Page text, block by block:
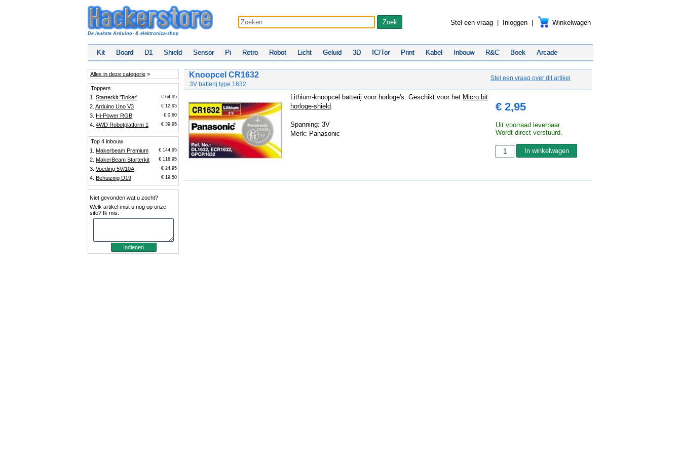
De leukste Arduino- & elektronica-shop
Stel een vraag Inloggen Winkelwagen
Kit Board D1 Shield Sensor Pi Retro Robot Licht Geluid 3D IC/Tor Print Kabel Inbouw R&C Boek Arcade
Alles in deze categorie »
Toppers
1. Starterkit 'Tinker' € 64,95
2. Arduino Uno V3 € 12,95
3. Hi-Power RGB € 0,60
4. 4WD Robotplatform 1 € 39,95
Top 4 inbouw
1. Makerbeam Premium € 144,95
2. MakerBeam Starterkit € 116,95
3. Voeding 5V/10A € 24,95
4. Behuizing D19 € 19,50
Niet gevonden wat u zocht?
Welk artikel mist u nog op onze
site? Ik mis:
Knoopcel CR1632
3V batterij type 1632
Stel een vraag over dit artikel
Lithium-knoopcel batterij voor horloge's. Geschikt voor het Micro:bit
horloge-shield.
Spanning: 3V
Merk: Panasonic
€ 2,95
Uit voorraad leverbaar.
Wordt direct verstuurd.